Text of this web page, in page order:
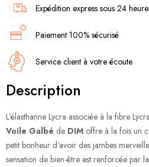
Expédition express sous 24
Paiement 100% sécurisé
Service client à votre écoute
Description
L'élasthanne Lycra associée à la fibre
Voile Galbé de DIM offre à la fois un
petit bonheur d'avoir des jambes
sensation de bien-être est renforcée par